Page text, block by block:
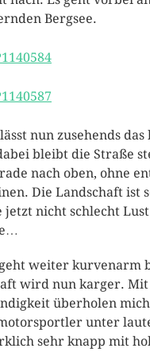
Bergsee.
nun zusehends das
bleibt die Straße
nach oben, ohne
Die Landschaft ist
jetzt nicht schlecht
weiter kurvenarm
wird nun karger.
überholen
unter
sehr knapp mit